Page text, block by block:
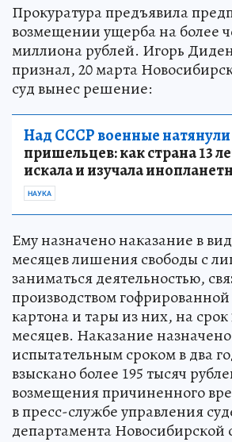
Прокуратура предъявила
возмещении ущерба на более
миллиона рублей. Игорь
признал, 20 марта
суд вынес решение:
Над СССР военные натянули
пришельцев: как страна 13
искала и изучала
НАУКА
Ему назначено наказание в
месяцев лишения свободы с
заниматься деятельностью,
производством
картона и тары из них, на срок
месяцев. Наказание назначено
испытательным сроком в два
взыскано более 195 тысяч
возмещения причиненного
в пресс-службе управления
департамента Новосибирской